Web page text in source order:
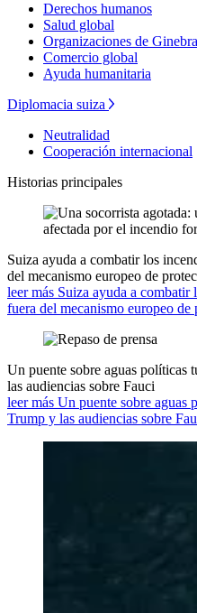
Derechos humanos
Salud global
Organizaciones de Ginebra
Comercio global
Ayuda humanitaria
Diplomacia suiza
Neutralidad
Cooperación internacional
Historias principales
Suiza ayuda a combatir los
del mecanismo europeo de
leer más Suiza ayuda a
fuera del mecanismo europeo
Un puente sobre aguas políticas
las audiencias sobre Fauci
leer más Un puente sobre aguas
Trump y las audiencias sobre